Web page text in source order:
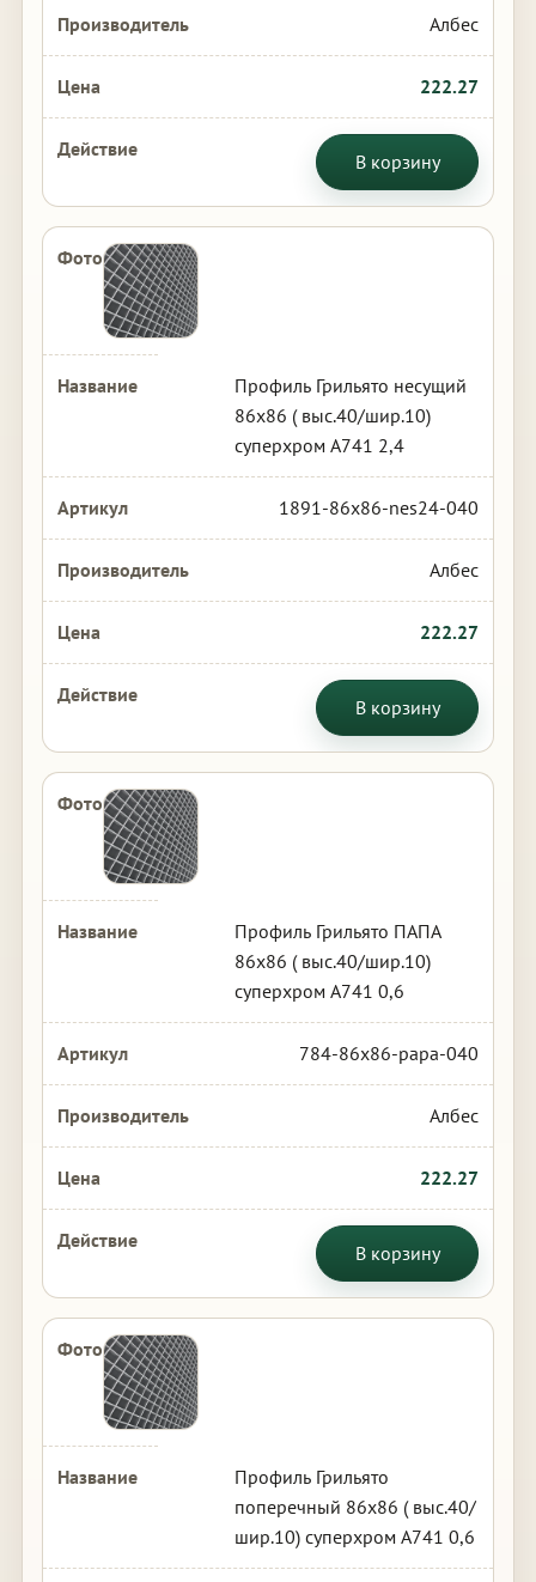
Албес
222.27
В корзину
Профиль Грильято несущий
86х86 ( выс.40/шир.10)
суперхром А741 2,4
1891-86x86-nes24-040
Албес
222.27
В корзину
Профиль Грильято ПАПА
86х86 ( выс.40/шир.10)
суперхром А741 0,6
784-86x86-papa-040
Албес
222.27
В корзину
Профиль Грильято
поперечный 86х86 ( выс.40/
шир.10) суперхром А741 0,6